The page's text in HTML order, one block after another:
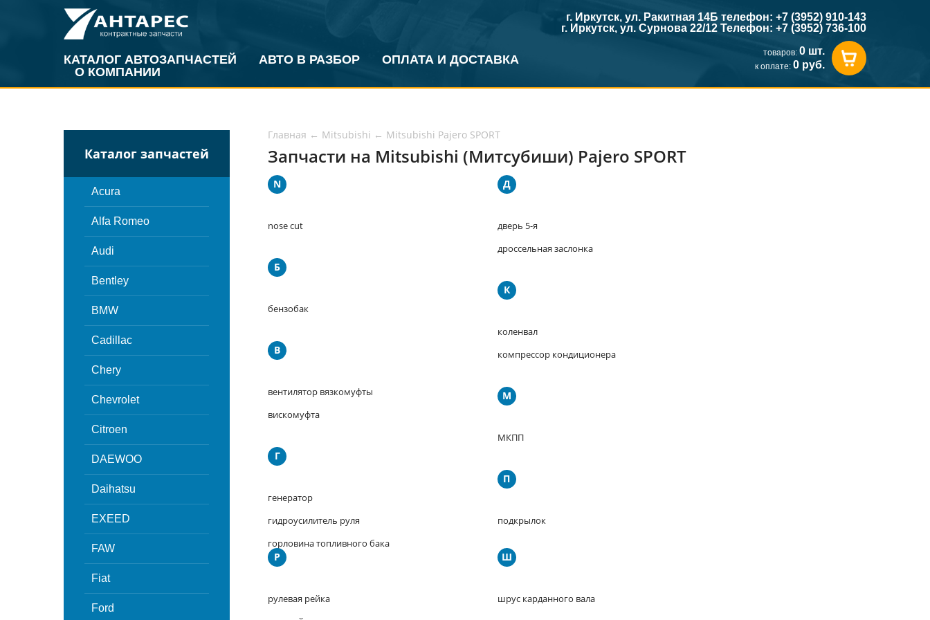
КАТАЛОГ АВТОЗАПЧАСТЕЙ АВТО В РАЗБОР
ОПЛАТА И ДОСТАВКА
О КОМПАНИИ
г. Иркутск, ул. Ракитная 14Б телефон: +7 (3952) 910-143
г. Иркутск, ул. Сурнова 22/12 Телефон: +7 (3952) 736-100
товаров: 0 шт.
к оплате: 0 руб.
Каталог запчастей
Acura
Alfa Romeo
Audi
Bentley
BMW
Cadillac
Chery
Chevrolet
Citroen
DAEWOO
Daihatsu
EXEED
FAW
Fiat
Ford
Главная ← Mitsubishi ← Mitsubishi Pajero SPORT
Запчасти на Mitsubishi (Митсубиши) Pajero SPORT
N
nose cut
Б
бензобак
В
вентилятор вязкомуфты
вискомуфта
Г
генератор
гидроусилитель руля
горловина топливного бака
Д
дверь 5-я
дроссельная заслонка
К
коленвал
компрессор кондиционера
М
МКПП
П
подкрылок
Р
рулевая рейка
Ш
шрус карданного вала